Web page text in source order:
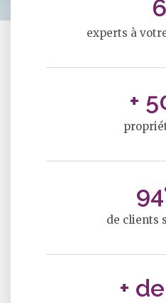
experts à
6
+
de clients
94
+ de